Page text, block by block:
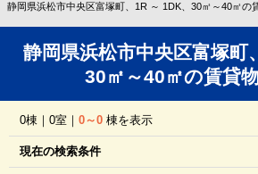
静岡県浜松市中央区富塚町、1R ～ 1DK、30㎡～40㎡の
静岡県浜松市中央区富塚町
30㎡～40㎡の賃貸
0棟｜0室｜0～0 棟を表示
現在の検索条件